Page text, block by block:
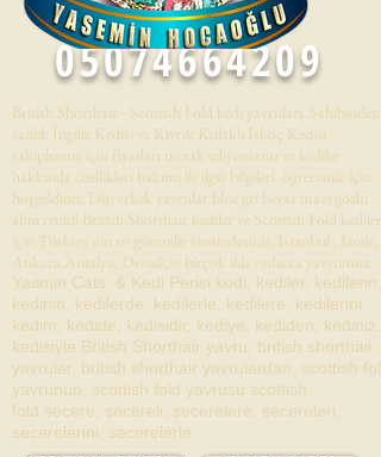
05074664209
British Shorthair - Scottish Fold kedi yavruları. Sahibinden
satılık İngiliz Kedisi ve Kıvrık Kulaklı İskoç Kedisi
sahiplenme için fiyatları merak ediyorsanız ve kediler
hakkında özellikleri bakımı ile ilgili bilgileri öğrenmek için
hoşgeldiniz. Dişi erkek yavrular blue gri beyaz mavi gözlü
altın renkli British Shorthair kediler ve Scottish Fold kedileri
için Türkiye'nin en güvenilir sitesindesiniz. İstanbul , İzmir,
Ankara,Antalya, Denizli,ve birçok ilde onlarca yavrumuz .
Yasmin Cats & Kedi Perisi kedi, kediler, kedilerin,
kedinin, kedilerde, kedilerle, kedilere, kedilerini,
kedim, kedide, kedisidir, kediye, kediden, kediniz,
kedisiyle British Shorthair yavru, british shorthair
yavrular, british shorthair yavrulardan, scottish fold
yavrunun, scottish fold yavrusu scottish
fold secere, secereli, secerelere, secereleri,
secerelerini, secerelerle